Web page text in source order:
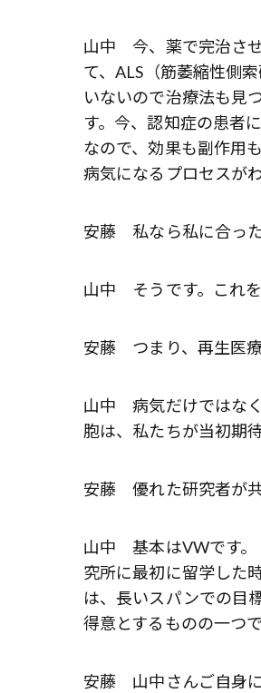
山中 今、薬で完治さ
て、ALS（筋萎縮性側
いないので治療法も見
す。今、認知症の患者
なので、効果も副作用
病気になるプロセスが
安藤 私なら私に合った
山中 そうです。これを
安藤 つまり、再生医療
山中 病気だけではなく
胞は、私たちが当初期
安藤 優れた研究者が
山中 基本はVWです。
究所に最初に留学した
は、長いスパンでの目
得意とするものの一つで
安藤 山中さんご自身